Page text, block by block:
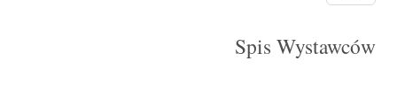
Spis Wystawców